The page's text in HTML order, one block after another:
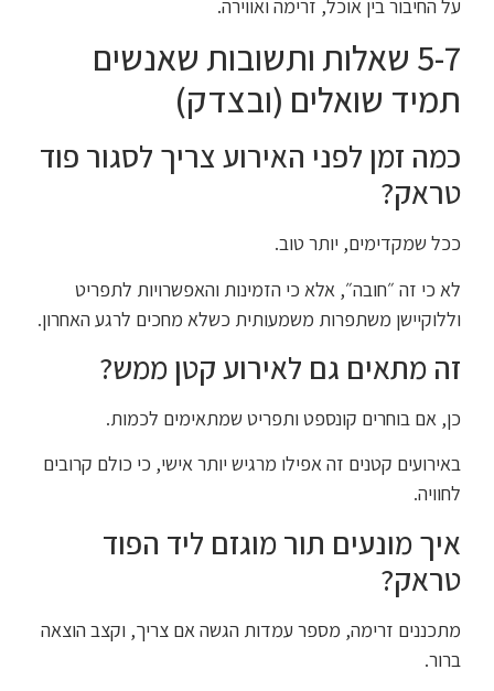
על החיבור בין אוכל, זרימה ואווירה.
5-7 שאלות ותשובות שאנשים
תמיד שואלים (ובצדק)
כמה זמן לפני האירוע צריך לסגור פוד
טראק?
ככל שמקדימים, יותר טוב.
לא כי זה ״חובה״, אלא כי הזמינות והאפשרויות לתפריט
וללוקיישן משתפרות משמעותית כשלא מחכים לרגע האחרון.
זה מתאים גם לאירוע קטן ממש?
כן, אם בוחרים קונספט ותפריט שמתאימים לכמות.
באירועים קטנים זה אפילו מרגיש יותר אישי, כי כולם קרובים
לחוויה.
איך מונעים תור מוגזם ליד הפוד
טראק?
מתכננים זרימה, מספר עמדות הגשה אם צריך, וקצב הוצאה
ברור.